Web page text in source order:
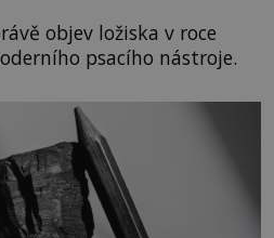
objev ložiska v roce
psacího nástroje.